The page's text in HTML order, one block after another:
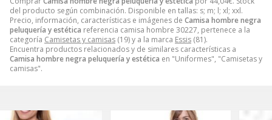
del producto según combinación. Disponible en tallas: s; m; l; xl; xxl.
Precio, información, características e imágenes de Camisa hombre negra
peluquería y estética referencia camisa hombre 30227, pertenece a la
categoría Camisetas y camisas (19) y a la marca Essis (81).
Encuentra productos relacionados y de similares características a
Camisa hombre negra peluquería y estética en "Uniformes", "Camisetas y
camisas".